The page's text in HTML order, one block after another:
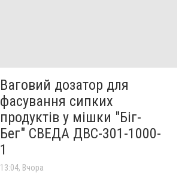
Ваговий дозатор для
фасування сипких
продуктів у мішки "Біг-
Бег" СВЕДА ДВС-301-1000-
1
13:04, Вчора